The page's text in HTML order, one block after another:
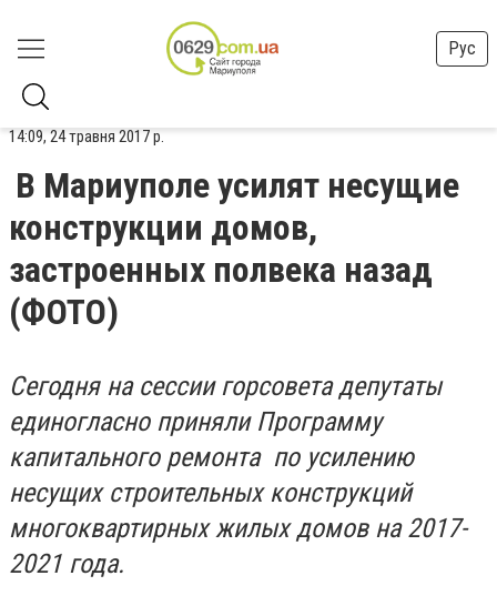
Рус
14:09, 24 травня 2017 р.
В Мариуполе усилят несущие
конструкции домов,
застроенных полвека назад
(ФОТО)
Сегодня на сессии горсовета депутаты
единогласно приняли Программу
капитального ремонта по усилению
несущих строительных конструкций
многоквартирных жилых домов на 2017-
2021 года.